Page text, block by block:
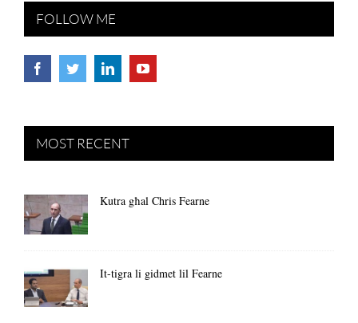
FOLLOW ME
MOST RECENT
Kutra għal Chris Fearne
It-tigra li gidmet lil Fearne